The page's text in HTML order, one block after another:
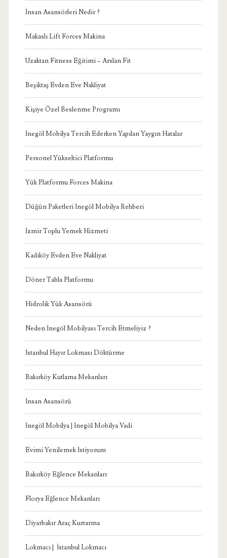
İnsan Asansörleri Nedir ?
Makaslı Lift Forces Makina
Uzaktan Fitness Eğitimi – Arslan Fit
Beşiktaş Evden Eve Nakliyat
Kişiye Özel Beslenme Programı
İnegöl Mobilya Tercih Ederken Yapılan Yaygın Hatalar
Personel Yükseltici Platformu
Yük Platformu Forces Makina
Düğün Paketleri İnegöl Mobilya Rehberi
İzmir Toplu Yemek Hizmeti
Kadıköy Evden Eve Nakliyat
Döner Tabla Platformu
Hidrolik Yük Asansörü
Neden İnegöl Mobilyası Tercih Etmeliyiz ?
İstanbul Hayır Lokması Döktürme
Bakırköy Kutlama Mekanları
İnsan Asansörü
İnegöl Mobilya | İnegöl Mobilya Vadi
Evimi Yenilemek İstiyorum
Bakırköy Eğlence Mekanları
Florya Eğlence Mekanları
Diyarbakır Araç Kurtarma
Lokmacı | İstanbul Lokmacı